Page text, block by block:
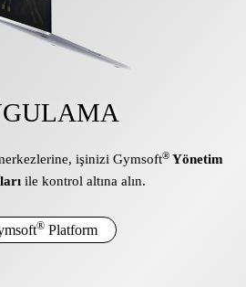
işinizi Gymsoft® Yönetim
ile kontrol altına alın.
® Platform